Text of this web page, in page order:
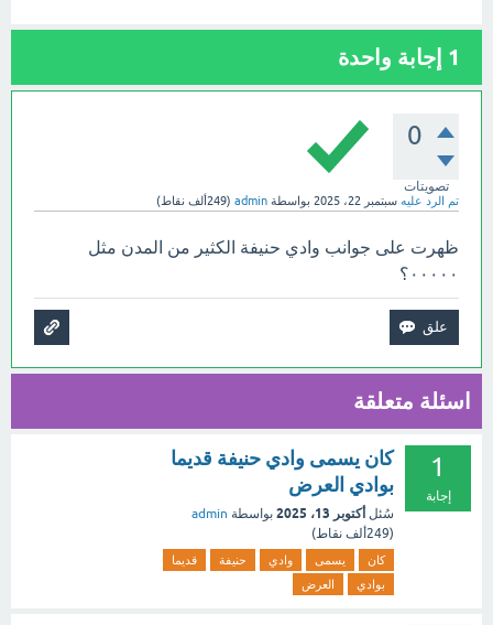
1 إجابة واحدة
0
تصويتات
تم الرد عليه سبتمبر 22، 2025 بواسطة admin
(249ألف نقاط)
ظهرت على جوانب وادي حنيفة الكثير من المدن مثل
٠٠٠٠٠؟
اسئلة متعلقة
1
إجابة
كان يسمى وادي حنيفة قديما
بوادي العرض
سُئل أكتوبر 13، 2025 بواسطة admin
(249ألف نقاط)
كان يسمى وادي حنيفة
قديما
بوادي
العرض